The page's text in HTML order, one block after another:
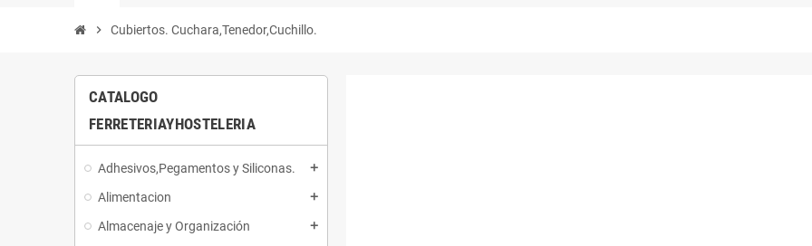
chevron_right Cubiertos. Cuchara,Tenedor,Cuchillo.
CATALOGO
FERRETERIAYHOSTELERIA
Adhesivos,Pegamentos y Siliconas. add
Alimentacion add
Almacenaje y Organización add